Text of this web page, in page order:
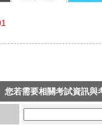
您若需要相關考試資訊與